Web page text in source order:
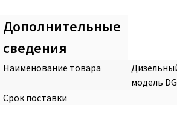
Дополнительные
сведения
Наименование товара
модель
Срок поставки